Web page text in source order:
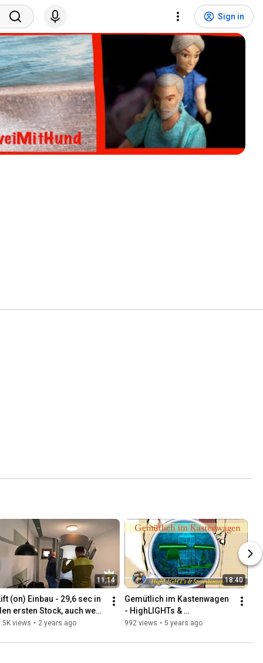
Sign in
11:14
(on) Einbau - 29,6 sec in
ersten Stock, auch wenn
👣 es nicht mehr
views • 2 years ago
18:40
Gemütlich im Kastenwagen
- HighLIGHTs &
Stromkonzept
992 views • 5 years ago